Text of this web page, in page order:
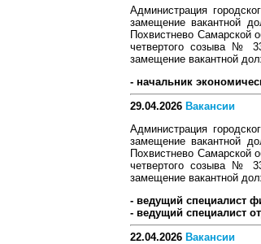
Администрация
замещение вакантной
Похвистнево Самарской
четвертого созыва №
замещение вакантной
- начальник
29.04.2026 Вакансии
Администрация
замещение вакантной
Похвистнево Самарской
четвертого созыва №
замещение вакантной
- ведущий специалист
- ведущий специалист
22.04.2026 Вакансии